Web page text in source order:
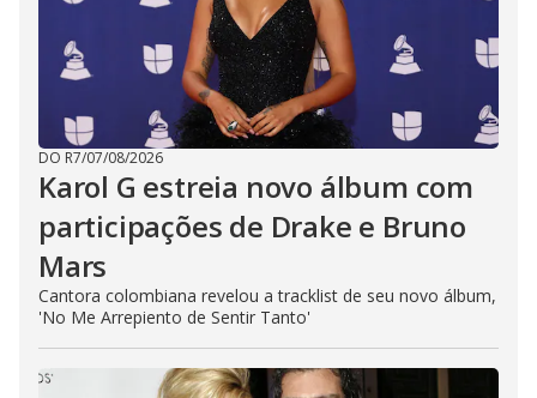
DO R7/07/08/2026
Karol G estreia novo álbum com
participações de Drake e Bruno
Mars
Cantora colombiana revelou a ​tracklist de seu novo álbum,
'No Me Arrepiento de Sentir Tanto'